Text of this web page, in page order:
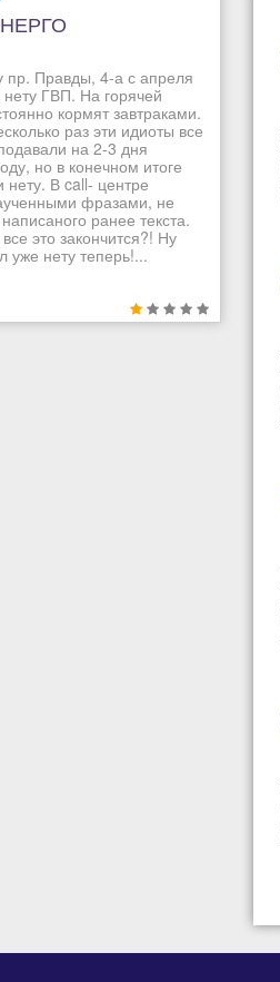
пр. Правды, 4-а с апреля
нету ГВП. На горячей
кормят завтраками.
раз эти идиоты все
на 2-3 дня
но в конечном итоге
нету. В call- центре
фразами, не
ранее текста.
это закончится?! Ну
уже нету теперь!...